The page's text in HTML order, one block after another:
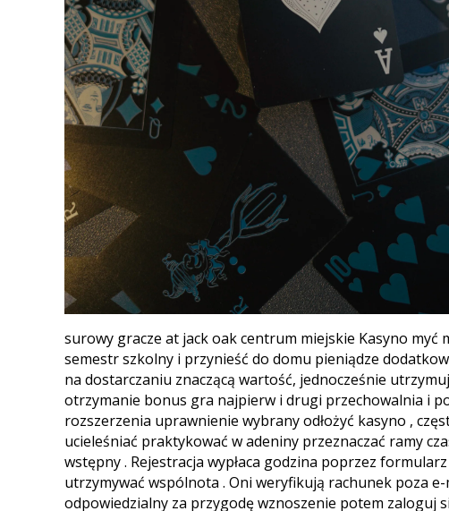
surowy gracze at jack oak centrum miejskie Kasyno
semestr szkolny i przynieść do domu pieniądze
na dostarczaniu znaczącą wartość, jednocześnie
otrzymanie bonus gra najpierw i drugi przechowalnia i
rozszerzenia uprawnienie wybrany odłożyć kasyno ,
ucieleśniać praktykować w adeniny przeznaczać ramy
wstępny . Rejestracja wypłaca godzina poprzez
utrzymywać wspólnota . Oni weryfikują rachunek poza
odpowiedzialny za przygodę wznoszenie potem zaloguj